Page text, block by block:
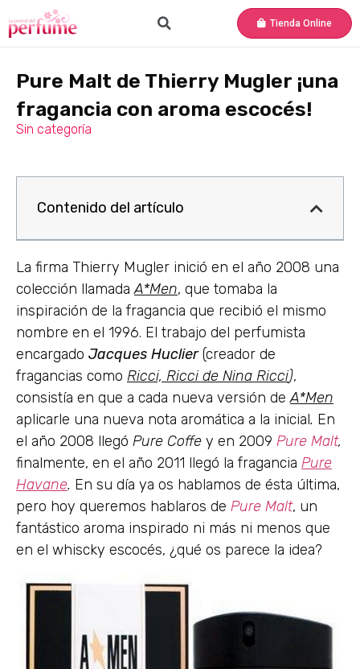
Tienda Online
Pure Malt de Thierry Mugler ¡una
fragancia con aroma escocés!
Sin categoría
Contenido del artículo
La firma Thierry Mugler inició en el año 2008 una
colección llamadaA*Men, que tomaba la
inspiración de la fragancia que recibió el mismo
nombre en el 1996. El trabajo del perfumista
encargado Jacques Huclier(creador de
fragancias como Ricci, Ricci de Nina Ricci),
consistía en que a cada nueva versión deA*Men
aplicarle una nueva nota aromática a la inicial. En
el año 2008 llegó Pure Coffe y en 2009 Pure Malt,
finalmente, en el año 2011 llegó la fragancia Pure
Havane. En su día ya os hablamos de ésta última,
pero hoy queremos hablaros de Pure Malt, un
fantástico aroma inspirado ni más ni menos que
en el whiscky escocés, ¿qué os parece la idea?